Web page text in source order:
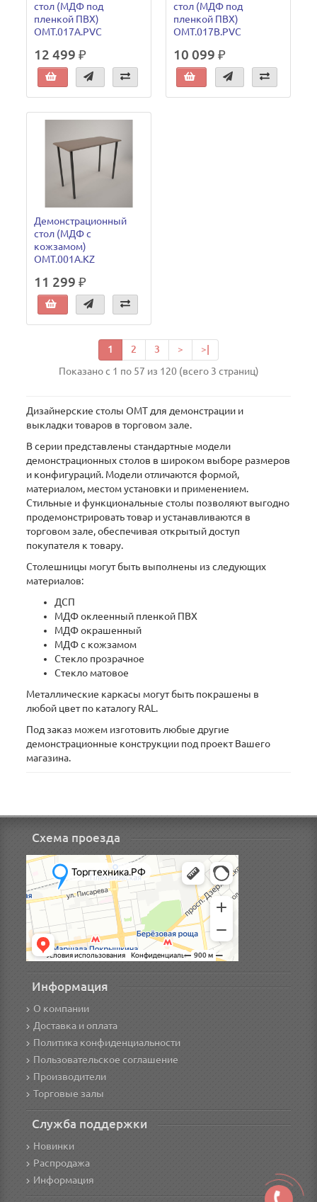
стол (МДФ под
пленкой ПВХ)
OMT.017A.PVC
12 499 ₽
стол (МДФ под
пленкой ПВХ)
OMT.017B.PVC
10 099 ₽
Демонстрационный
стол (МДФ с
кожзамом)
OMT.001A.KZ
11 299 ₽
1 2 3 >
>|
Показано с 1 по 57 из 120 (всего 3 страниц)
Дизайнерские столы ОМТ для демонстрации и
выкладки товаров в торговом зале.
В серии представлены стандартные модели
демонстрационных столов в широком выборе размеров
и конфигураций. Модели отличаются формой,
материалом, местом установки и применением.
Стильные и функциональные столы позволяют выгодно
продемонстрировать товар и устанавливаются в
торговом зале, обеспечивая открытый доступ
покупателя к товару.
Столешницы могут быть выполнены из следующих
материалов:
ДСП
МДФ оклеенный пленкой ПВХ
МДФ окрашенный
МДФ с кожзамом
Стекло прозрачное
Стекло матовое
Металлические каркасы могут быть покрашены в
любой цвет по каталогу RAL.
Под заказ можем изготовить любые другие
демонстрационные конструкции под проект Вашего
магазина.
Схема проезда
Информация
О компании
Доставка и оплата
Политика конфиденциальности
Пользовательское соглашение
Производители
Торговые залы
Служба поддержки
Новинки
Распродажа
Информация